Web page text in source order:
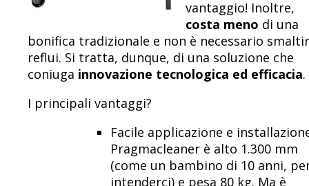
vantaggio! Inoltre,
costa meno di una
bonifica tradizionale e non è necessario
reflui. Si tratta, dunque, di una soluzione che
coniuga innovazione tecnologica ed efficacia.
I principali vantaggi?
Facile applicazione e
Pragmacleaner è alto 1.300 mm
(come un bambino di 10 anni,
intenderci) e pesa 80 kg. Ma è